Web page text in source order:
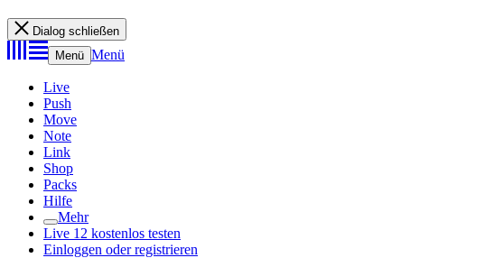
Dialog schließen
Menü Menü
Live
Push
Move
Note
Link
Shop
Packs
Hilfe
Mehr
Live 12 kostenlos testen
Einloggen oder registrieren